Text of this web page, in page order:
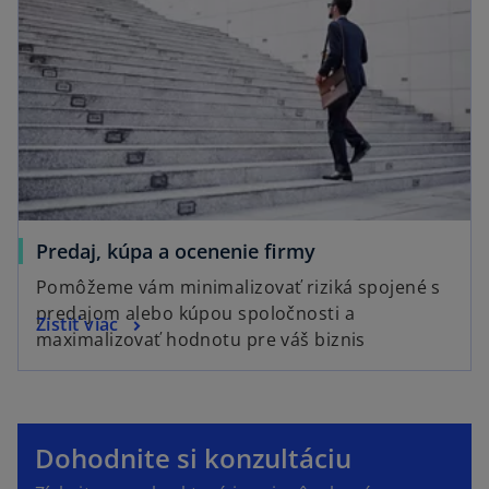
t
a
Predaj, kúpa a ocenenie firmy
Pomôžeme vám minimalizovať riziká spojené s
predajom alebo kúpou spoločnosti a
maximalizovať hodnotu pre váš biznis
Zistiť viac
Dohodnite si konzultáciu
o
p
e
o